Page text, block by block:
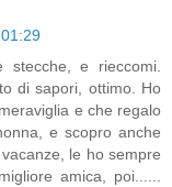
stecche, e rieccomi.
di sapori, ottimo. Ho
e che regalo
e scopro anche
le ho sempre
amica, poi......